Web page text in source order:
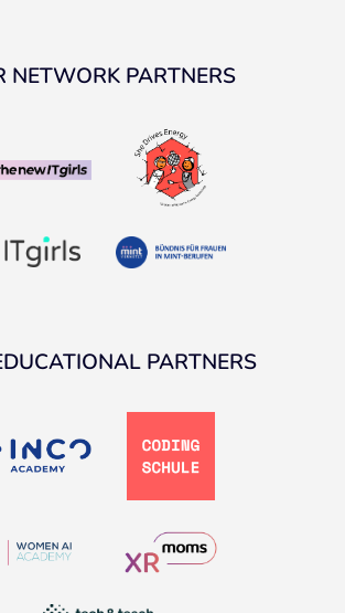
NETWORK PARTNERS
PARTNERS